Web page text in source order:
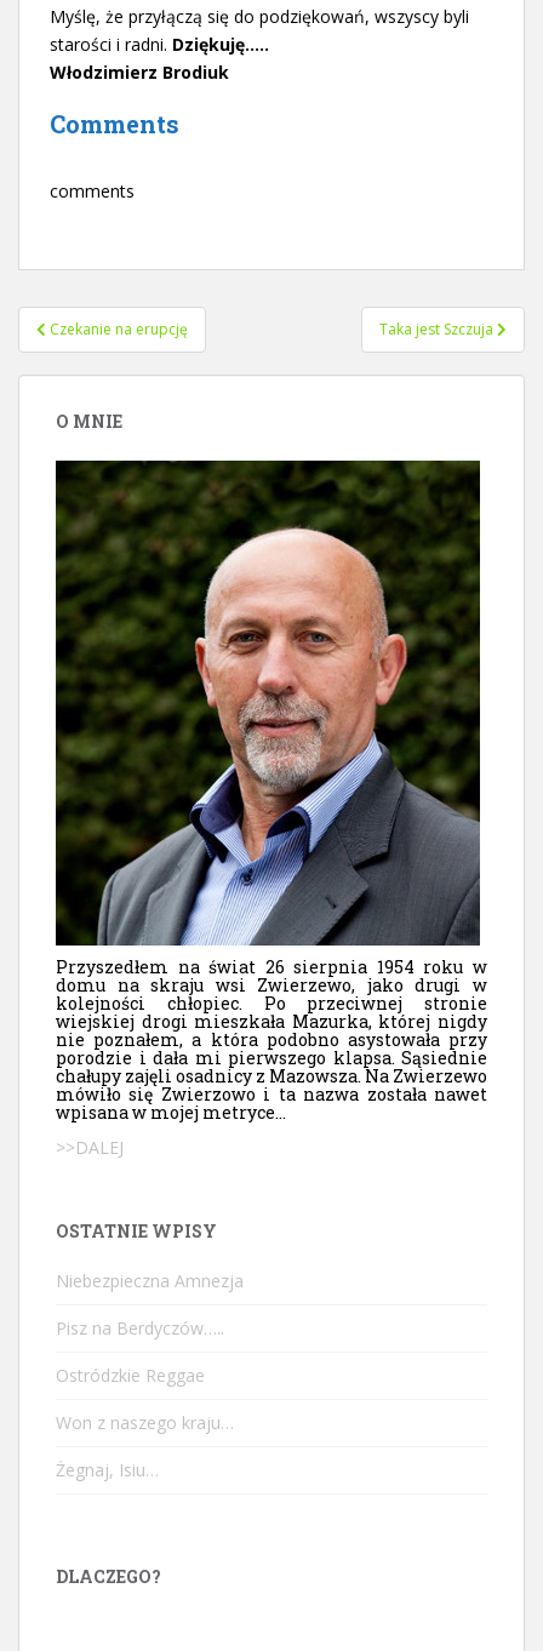
Myślę, że przyłączą się do podziękowań, wszyscy byli
starości i radni. Dziękuję…..
Włodzimierz Brodiuk
Comments
comments
Nawigacja
wpisu
Czekanie na erupcję Taka jest Szczuja
O MNIE
Przyszedłem na świat 26 sierpnia 1954 roku w
domu na skraju wsi Zwierzewo, jako drugi w
kolejności chłopiec. Po przeciwnej stronie
wiejskiej drogi mieszkała Mazurka, której nigdy
nie poznałem, a która podobno asystowała przy
porodzie i dała mi pierwszego klapsa. Sąsiednie
chałupy zajęli osadnicy z Mazowsza. Na Zwierzewo
mówiło się Zwierzowo i ta nazwa została nawet
wpisana w mojej metryce...
>>DALEJ
OSTATNIE WPISY
Niebezpieczna Amnezja
Pisz na Berdyczów…..
Ostródzkie Reggae
Won z naszego kraju…
Żegnaj, Isiu…
DLACZEGO?